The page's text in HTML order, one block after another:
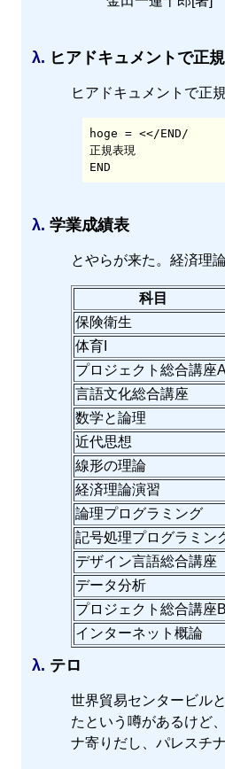
λ. ヒアドキュメントで正
ヒアドキュメントで正
hoge = <</END/
正規表現
λ. 学業成績表
とやらが来た。経済理
科目
保険衛生
体育I
プロジェクト総合講座
言語文化総合講座
数学と論理
近代思想
線形の理論
経済理論演習
論理プログラミング
記号処理プログラミン
デザイン言語総合講座
データ分析
プロジェクト総合講座B
インターネット概論
λ. テロ
世界貿易センタービル
たという噂があるけど
ナ寄りだし、パレスチ